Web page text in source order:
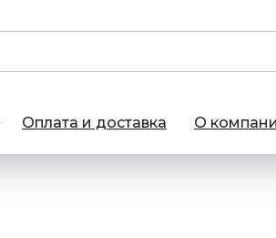
Оплата и доставка О